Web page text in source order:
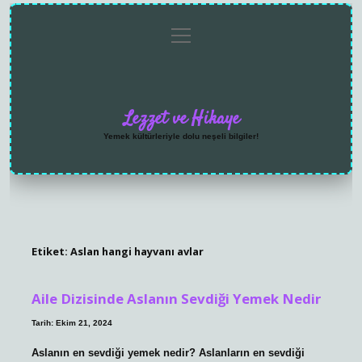
menüyü
aç
Lezzet ve Hikaye
Yemek kültürleriyle dolu neşeli bilgiler!
Etiket: Aslan hangi hayvanı avlar
Aile Dizisinde Aslanın Sevdiği Yemek Nedir
Tarih: Ekim 21, 2024
Aslanın en sevdiği yemek nedir? Aslanların en sevdiği